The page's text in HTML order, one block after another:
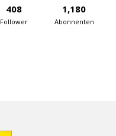
408
Follower
1,180
Abonnenten